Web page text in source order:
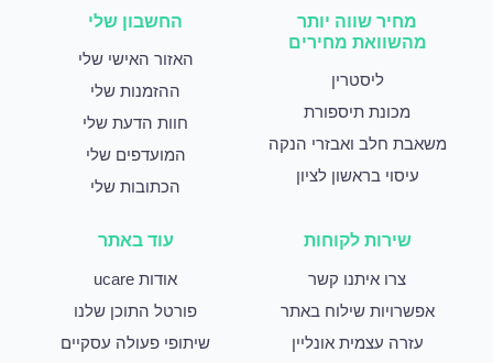
מחיר שווה יותר
מהשוואת מחירים
ליסטרין
מכונת תיספורת
משאבת חלב ואבזרי הנקה
עיסוי בראשון לציון
החשבון שלי
האזור האישי שלי
ההזמנות שלי
חוות הדעת שלי
המועדפים שלי
הכתובות שלי
שירות לקוחות
צרו איתנו קשר
אפשרויות שילוח באתר
עזרה עצמית אונליין
עוד באתר
אודות ucare
פורטל התוכן שלנו
שיתופי פעולה עסקיים